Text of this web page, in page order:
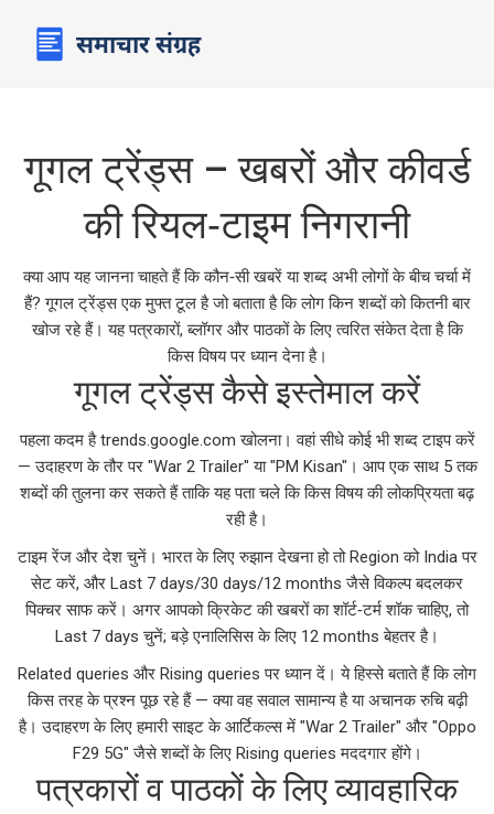
गूगल ट्रेंड्स – खबरों और कीवर्ड
की रियल‑टाइम निगरानी
क्या आप यह जानना चाहते हैं कि कौन‑सी खबरें या शब्द अभी लोगों के बीच चर्चा में
हैं? गूगल ट्रेंड्स एक मुफ्त टूल है जो बताता है कि लोग किन शब्दों को कितनी बार
खोज रहे हैं। यह पत्रकारों, ब्लॉगर और पाठकों के लिए त्वरित संकेत देता है कि
किस विषय पर ध्यान देना है।
गूगल ट्रेंड्स कैसे इस्तेमाल करें
पहला कदम है trends.google.com खोलना। वहां सीधे कोई भी शब्द टाइप करें
— उदाहरण के तौर पर "War 2 Trailer" या "PM Kisan"। आप एक साथ 5 तक
शब्दों की तुलना कर सकते हैं ताकि यह पता चले कि किस विषय की लोकप्रियता बढ़
रही है।
टाइम रेंज और देश चुनें। भारत के लिए रुझान देखना हो तो Region को India पर
सेट करें, और Last 7 days/30 days/12 months जैसे विकल्प बदलकर
पिक्चर साफ करें। अगर आपको क्रिकेट की खबरों का शॉर्ट‑टर्म शॉक चाहिए, तो
Last 7 days चुनें; बड़े एनालिसिस के लिए 12 months बेहतर है।
Related queries और Rising queries पर ध्यान दें। ये हिस्से बताते हैं कि लोग
किस तरह के प्रश्न पूछ रहे हैं — क्या वह सवाल सामान्य है या अचानक रुचि बढ़ी
है। उदाहरण के लिए हमारी साइट के आर्टिकल्स में "War 2 Trailer" और "Oppo
F29 5G" जैसे शब्दों के लिए Rising queries मददगार होंगे।
पत्रकारों व पाठकों के लिए व्यावहारिक